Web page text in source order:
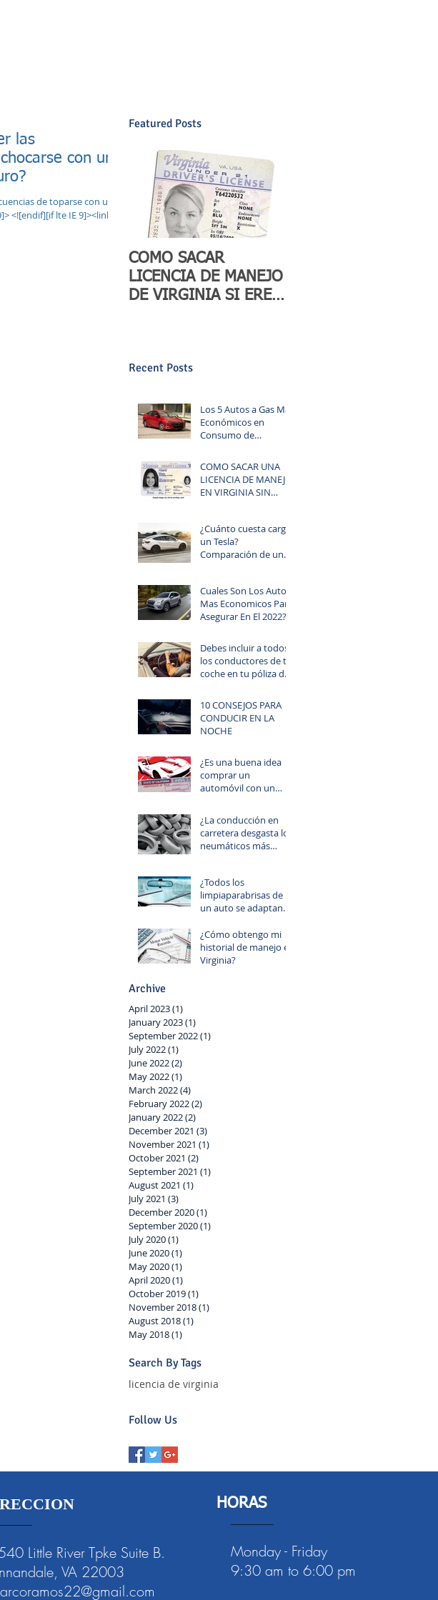
las
con un
de toparse con un
Featured Posts
COMO SACAR
LICENCIA DE MANEJO
DE VIRGINIA SI ERES
Recent Posts
Los 5 Autos a Gas Más
Económicos en
Consumo de
COMO SACAR UNA
LICENCIA DE MANEJO
EN VIRGINIA SIN
CARD)
¿Cuánto cuesta cargar
un Tesla?
Comparación de un
Cuales Son Los Autos
Mas Economicos Para
Asegurar En El 2022?
Debes incluir a todos
los conductores de tu
coche en tu póliza de
10 CONSEJOS PARA
CONDUCIR EN LA
NOCHE
¿Es una buena idea
comprar un
automóvil con un
¿La conducción en
carretera desgasta los
neumáticos más
¿Todos los
limpiaparabrisas de
un auto se adaptan
todos los
automóviles?
¿Cómo obtengo mi
historial de manejo en
Virginia?
Archive
April 2023(1)
January 2023(1)
September 2022(1)
July 2022(1)
June 2022(2)
May 2022(1)
March 2022(4)
February 2022(2)
January 2022(2)
December 2021 (3)
November 2021 (1)
October 2021 (2)
September 2021 (1)
August 2021 (1)
July 2021 (3)
December 2020(1)
September 2020(1)
July 2020(1)
June 2020(1)
May 2020(1)
April 2020(1)
October 2019(1)
November 2018(1)
August 2018(1)
May 2018(1)
Search By Tags
licencia de virginia
Follow Us
Little River Tpke Suite B.
VA 22003
HORAS
Monday - Friday
9:30 am to 6:00 pm